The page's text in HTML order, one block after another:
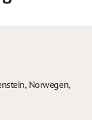
Norwegen,